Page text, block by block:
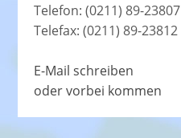
Telefon: (0211) 89-23807
Telefax: (0211) 89-23812
E-Mail schreiben
oder vorbei kommen